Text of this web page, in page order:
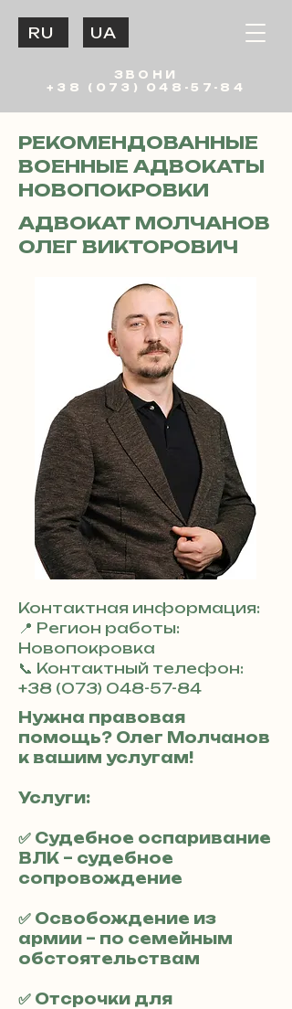
ЗВОНИ
+38 (073) 048-57-84
UA
RU
РЕКОМЕНДОВАННЫЕ
ВОЕННЫЕ АДВОКАТЫ
НОВОПОКРОВКИ
АДВОКАТ МОЛЧАНОВ
ОЛЕГ ВИКТОРОВИЧ
Контактная информация:
📍 Регион работы:
Новопокровка
📞 Контактный телефон:
+38 (073) 048-57-84
Нужна правовая
помощь? Олег Молчанов
к вашим услугам!
Услуги:
✅ Судебное оспаривание
ВЛК – судебное
сопровождение
✅ Освобождение из
армии – по семейным
обстоятельствам
✅ Отсрочки для